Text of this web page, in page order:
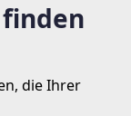
die Ihrer